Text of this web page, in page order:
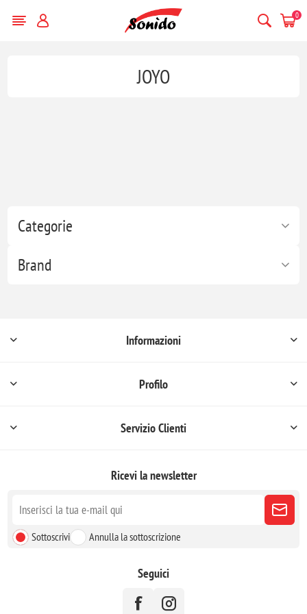
0
Categorie
Brand
JOYO
Informazioni
Profilo
Servizio Clienti
Ricevi la newsletter
Sottoscrivi Annulla la sottoscrizione
Seguici